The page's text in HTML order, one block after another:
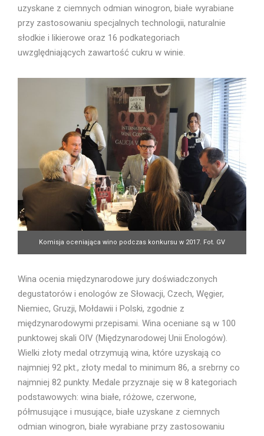
uzyskane z ciemnych odmian winogron, białe wyrabiane
przy zastosowaniu specjalnych technologii, naturalnie
słodkie i likierowe oraz 16 podkategoriach
uwzględniających zawartość cukru w winie.
Komisja oceniająca wino podczas konkursu w 2017. Fot. GV
Wina ocenia międzynarodowe jury doświadczonych
degustatorów i enologów ze Słowacji, Czech, Węgier,
Niemiec, Gruzji, Mołdawii i Polski, zgodnie z
międzynarodowymi przepisami. Wina oceniane są w 100
punktowej skali OIV (Międzynarodowej Unii Enologów).
Wielki złoty medal otrzymują wina, które uzyskają co
najmniej 92 pkt., złoty medal to minimum 86, a srebrny co
najmniej 82 punkty. Medale przyznaje się w 8 kategoriach
podstawowych: wina białe, różowe, czerwone,
półmusujące i musujące, białe uzyskane z ciemnych
odmian winogron, białe wyrabiane przy zastosowaniu